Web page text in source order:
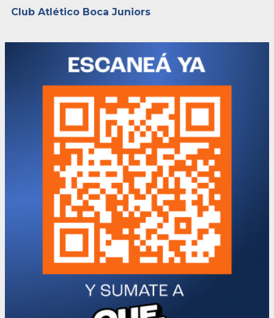
Club Atlético Boca Juniors